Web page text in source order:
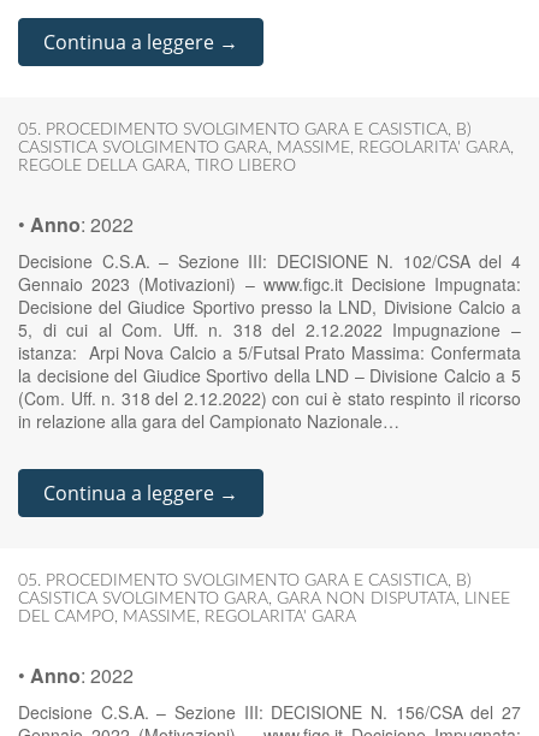
Continua a leggere →
05. PROCEDIMENTO SVOLGIMENTO GARA E CASISTICA, B)
CASISTICA SVOLGIMENTO GARA, MASSIME, REGOLARITA' GARA,
REGOLE DELLA GARA, TIRO LIBERO
• Anno: 2022
Decisione C.S.A. – Sezione III: DECISIONE N. 102/CSA del 4
Gennaio 2023 (Motivazioni) – www.figc.it Decisione Impugnata:
Decisione del Giudice Sportivo presso la LND, Divisione Calcio a
5, di cui al Com. Uff. n. 318 del 2.12.2022 Impugnazione –
istanza: Arpi Nova Calcio a 5/Futsal Prato Massima: Confermata
la decisione del Giudice Sportivo della LND – Divisione Calcio a 5
(Com. Uff. n. 318 del 2.12.2022) con cui è stato respinto il ricorso
in relazione alla gara del Campionato Nazionale…
Continua a leggere →
05. PROCEDIMENTO SVOLGIMENTO GARA E CASISTICA, B)
CASISTICA SVOLGIMENTO GARA, GARA NON DISPUTATA, LINEE
DEL CAMPO, MASSIME, REGOLARITA' GARA
• Anno: 2022
Decisione C.S.A. – Sezione III: DECISIONE N. 156/CSA del 27